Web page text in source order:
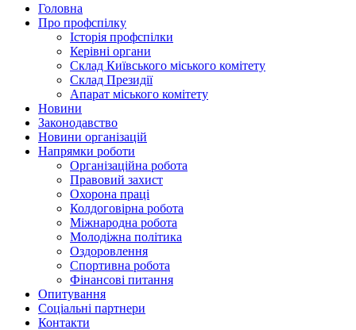
Головна
Про профспілку
Історія профспілки
Керівні органи
Склад Київського міського комітету
Склад Президії
Апарат міського комітету
Новини
Законодавство
Новини організацій
Напрямки роботи
Організаційна робота
Правовий захист
Охорона праці
Колдоговірна робота
Міжнародна робота
Молодіжна політика
Оздоровлення
Спортивна робота
Фінансові питання
Опитування
Соціальні партнери
Контакти